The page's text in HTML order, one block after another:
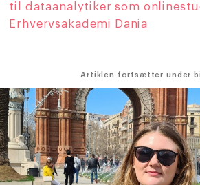
til dataanalytiker som
Erhvervsakademi Dania
Artiklen fortsætter under